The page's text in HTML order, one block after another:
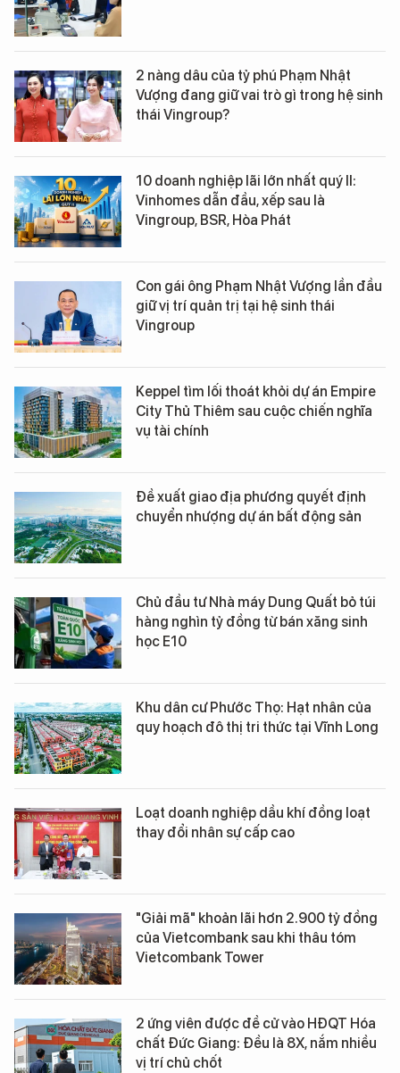
2 nàng dâu của tỷ phú Phạm Nhật
Vượng đang giữ vai trò gì trong hệ sinh
thái Vingroup?
10 doanh nghiệp lãi lớn nhất quý II:
Vinhomes dẫn đầu, xếp sau là
Vingroup, BSR, Hòa Phát
Con gái ông Phạm Nhật Vượng lần đầu
giữ vị trí quản trị tại hệ sinh thái
Vingroup
Keppel tìm lối thoát khỏi dự án Empire
City Thủ Thiêm sau cuộc chiến nghĩa
vụ tài chính
Đề xuất giao địa phương quyết định
chuyển nhượng dự án bất động sản
Chủ đầu tư Nhà máy Dung Quất bỏ túi
hàng nghìn tỷ đồng từ bán xăng sinh
học E10
Khu dân cư Phước Thọ: Hạt nhân của
quy hoạch đô thị tri thức tại Vĩnh Long
Loạt doanh nghiệp dầu khí đồng loạt
thay đổi nhân sự cấp cao
"Giải mã" khoản lãi hơn 2.900 tỷ đồng
của Vietcombank sau khi thâu tóm
Vietcombank Tower
2 ứng viên được đề cử vào HĐQT Hóa
chất Đức Giang: Đều là 8X, nắm nhiều
vị trí chủ chốt